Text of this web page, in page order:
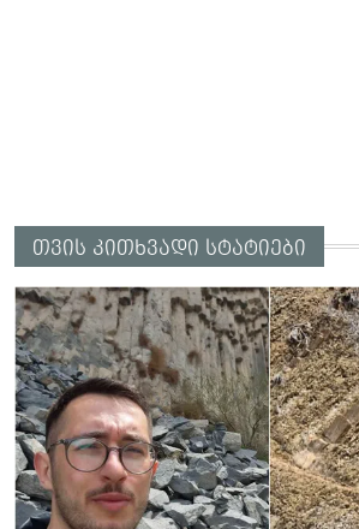
თვის კითხვადი სტატიები